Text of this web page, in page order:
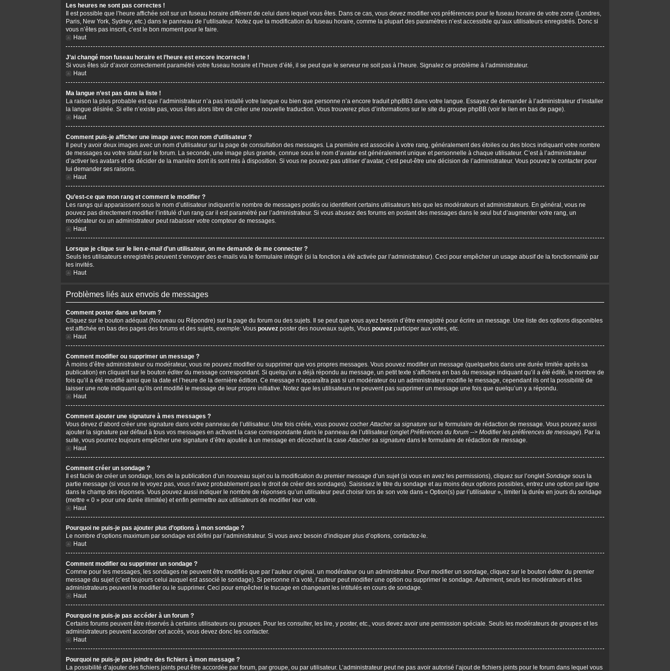
Les heures ne sont pas correctes !
Il est possible que l’heure affichée soit sur un fuseau horaire différent de celui dans lequel vous êtes. Dans ce cas, vous devez modifier vos préférences pour le fuseau horaire de votre zone (Londres,
Paris, New York, Sydney, etc.) dans le panneau de l’utilisateur. Notez que la modification du fuseau horaire, comme la plupart des paramètres n’est accessible qu’aux utilisateurs enregistrés. Donc si
vous n’êtes pas inscrit, c’est le bon moment pour le faire.
Haut
J’ai changé mon fuseau horaire et l’heure est encore incorrecte !
Si vous êtes sûr d’avoir correctement paramétré votre fuseau horaire et l’heure d’été, il se peut que le serveur ne soit pas à l’heure. Signalez ce problème à l’administrateur.
Haut
Ma langue n’est pas dans la liste !
La raison la plus probable est que l’administrateur n’a pas installé votre langue ou bien que personne n’a encore traduit phpBB3 dans votre langue. Essayez de demander à l’administrateur d’installer
la langue désirée. Si elle n’existe pas, vous êtes alors libre de créer une nouvelle traduction. Vous trouverez plus d’informations sur le site du groupe phpBB (voir le lien en bas de page).
Haut
Comment puis-je afficher une image avec mon nom d’utilisateur ?
Il peut y avoir deux images avec un nom d’utilisateur sur la page de consultation des messages. La première est associée à votre rang, généralement des étoiles ou des blocs indiquant votre nombre
de messages ou votre statut sur le forum. La seconde, une image plus grande, connue sous le nom d’avatar est généralement unique et personnelle à chaque utilisateur. C’est à l’administrateur
d’activer les avatars et de décider de la manière dont ils sont mis à disposition. Si vous ne pouvez pas utiliser d’avatar, c’est peut-être une décision de l’administrateur. Vous pouvez le contacter pour
lui demander ses raisons.
Haut
Qu’est-ce que mon rang et comment le modifier ?
Les rangs qui apparaissent sous le nom d’utilisateur indiquent le nombre de messages postés ou identifient certains utilisateurs tels que les modérateurs et administrateurs. En général, vous ne
pouvez pas directement modifier l’intitulé d’un rang car il est paramétré par l’administrateur. Si vous abusez des forums en postant des messages dans le seul but d’augmenter votre rang, un
modérateur ou un administrateur peut rabaisser votre compteur de messages.
Haut
Lorsque je clique sur le lien e-maild’un utilisateur, on me demande de me connecter ?
Seuls les utilisateurs enregistrés peuvent s’envoyer des e-mails via le formulaire intégré (si la fonction a été activée par l’administrateur). Ceci pour empêcher un usage abusif de la fonctionnalité par
les invités.
Haut
Problèmes liés aux envois de messages
Comment poster dans un forum ?
Cliquez sur le bouton adéquat (Nouveau ou Répondre) sur la page du forum ou des sujets. Il se peut que vous ayez besoin d’être enregistré pour écrire un message. Une liste des options disponibles
est affichée en bas des pages des forums et des sujets, exemple: Vous pouvez poster des nouveaux sujets, Vous pouvez participer aux votes, etc.
Haut
Comment modifier ou supprimer un message ?
À moins d’être administrateur ou modérateur, vous ne pouvez modifier ou supprimer que vos propres messages. Vous pouvez modifier un message (quelquefois dans une durée limitée après sa
publication) en cliquant sur le bouton éditerdu message correspondant. Si quelqu’un a déjà répondu au message, un petit texte s’affichera en bas du message indiquant qu’il a été édité, le nombre de
fois qu’il a été modifié ainsi que la date et l’heure de la dernière édition. Ce message n’apparaîtra pas si un modérateur ou un administrateur modifie le message, cependant ils ont la possibilité de
laisser une note indiquant qu’ils ont modifié le message de leur propre initiative. Notez que les utilisateurs ne peuvent pas supprimer un message une fois que quelqu’un y a répondu.
Haut
Comment ajouter une signature à mes messages ?
Vous devez d’abord créer une signature dans votre panneau de l’utilisateur. Une fois créée, vous pouvez cocherAttacher sa signature sur le formulaire de rédaction de message. Vous pouvez aussi
ajouter la signature par défaut à tous vos messages en activant la case correspondante dans le panneau de l’utilisateur (ongletPréférences du forum --> Modifier les préférences de message). Par la
suite, vous pourrez toujours empêcher une signature d’être ajoutée à un message en décochant la caseAttacher sa signature dans le formulaire de rédaction de message.
Haut
Comment créer un sondage ?
Il est facile de créer un sondage, lors de la publication d’un nouveau sujet ou la modification du premier message d’un sujet (si vous en avez les permissions), cliquez sur l’ongletSondage sous la
partie message (si vous ne le voyez pas, vous n’avez probablement pas le droit de créer des sondages). Saisissez le titre du sondage et au moins deux options possibles, entrez une option par ligne
dans le champ des réponses. Vous pouvez aussi indiquer le nombre de réponses qu’un utilisateur peut choisir lors de son vote dans « Option(s) par l’utilisateur », limiter la durée en jours du sondage
(mettre « 0 » pour une durée illimitée) et enfin permettre aux utilisateurs de modifier leur vote.
Haut
Pourquoi ne puis-je pas ajouter plus d’options à mon sondage ?
Le nombre d’options maximum par sondage est défini par l’administrateur. Si vous avez besoin d’indiquer plus d’options, contactez-le.
Haut
Comment modifier ou supprimer un sondage ?
Comme pour les messages, les sondages ne peuvent être modifiés que par l’auteur original, un modérateur ou un administrateur. Pour modifier un sondage, cliquez sur le bouton éditerdu premier
message du sujet (c’est toujours celui auquel est associé le sondage). Si personne n’a voté, l’auteur peut modifier une option ou supprimer le sondage. Autrement, seuls les modérateurs et les
administrateurs peuvent le modifier ou le supprimer. Ceci pour empêcher le trucage en changeant les intitulés en cours de sondage.
Haut
Pourquoi ne puis-je pas accéder à un forum ?
Certains forums peuvent être réservés à certains utilisateurs ou groupes. Pour les consulter, les lire, y poster, etc., vous devez avoir une permission spéciale. Seuls les modérateurs de groupes et les
administrateurs peuvent accorder cet accès, vous devez donc les contacter.
Haut
Pourquoi ne puis-je pas joindre des fichiers à mon message ?
La possibilité d’ajouter des fichiers joints peut être accordée par forum, par groupe, ou par utilisateur. L’administrateur peut ne pas avoir autorisé l’ajout de fichiers joints pour le forum dans lequel vous